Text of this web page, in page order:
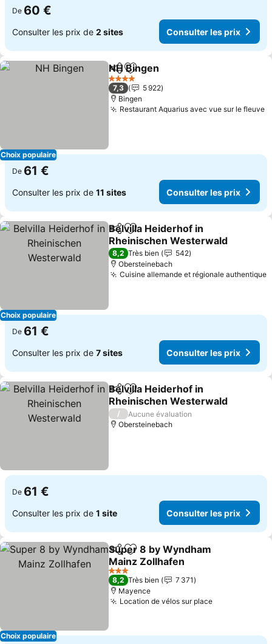
De 60 €
Consulter les prix de 2 sites Consulter les prix
Choix populaire
PartagerAjouter à mes favoris
NH Bingen
4 Étoiles
7,3
5 922
Bingen
Restaurant Aquarius avec vue sur le fleuve
De 61 €
Consulter les prix de 11 sites Consulter les prix
Choix populaire
PartagerAjouter à mes favoris
Belvilla Heiderhof in
Rheinischen Westerwald
Consulter les prix
8,2 Très bien
542
Obersteinebach
Cuisine allemande et régionale authentique
De 61 €
Consulter les prix de 7 sites Consulter les prix
PartagerAjouter à mes favoris
Belvilla Heiderhof in
Rheinischen Westerwald
Consulter les prix
/
Aucune évaluation
Obersteinebach
De 61 €
Consulter les prix de 1 site Consulter les prix
Choix populaire
PartagerAjouter à mes favoris
Super 8 by Wyndham
Mainz Zollhafen
Consulter les prix
3 Étoiles
8,2 Très bien
7 371
Mayence
Location de vélos sur placeConsulter